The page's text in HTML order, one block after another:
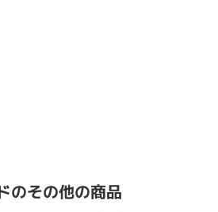
のその他の商品